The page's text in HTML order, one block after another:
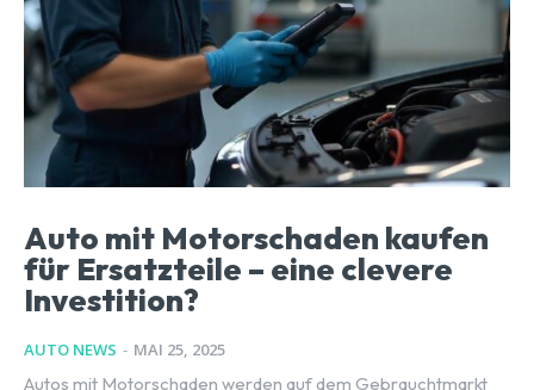
Auto mit Motorschaden kaufen
für Ersatzteile – eine clevere
Investition?
AUTO NEWS - MAI 25, 2025
Autos mit Motorschaden werden auf dem Gebrauchtmarkt